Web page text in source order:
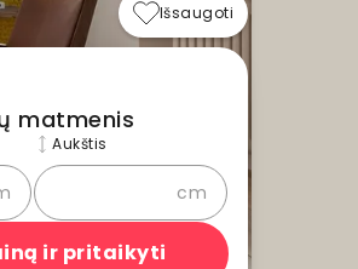
Išsaugoti
matmenis
Aukštis
cm
ir pritaikyti